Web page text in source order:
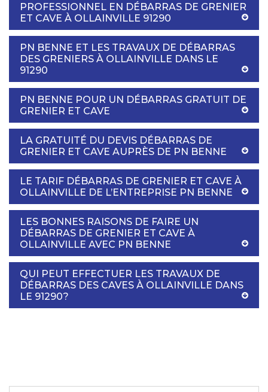
PROFESSIONNEL EN DÉBARRAS DE GRENIER
ET CAVE À OLLAINVILLE 91290
PN BENNE ET LES TRAVAUX DE DÉBARRAS
DES GRENIERS À OLLAINVILLE DANS LE
91290
PN BENNE POUR UN DÉBARRAS GRATUIT DE
GRENIER ET CAVE
LA GRATUITÉ DU DEVIS DÉBARRAS DE
GRENIER ET CAVE AUPRÈS DE PN BENNE
LE TARIF DÉBARRAS DE GRENIER ET CAVE À
OLLAINVILLE DE L’ENTREPRISE PN BENNE
LES BONNES RAISONS DE FAIRE UN
DÉBARRAS DE GRENIER ET CAVE À
OLLAINVILLE AVEC PN BENNE
QUI PEUT EFFECTUER LES TRAVAUX DE
DÉBARRAS DES CAVES À OLLAINVILLE DANS
LE 91290?